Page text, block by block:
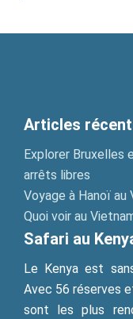
Articles
Explorer Bruxelles
arrêts libres
Voyage à Hanoï au
Quoi voir au
Safari au
Le Kenya est
Avec 56 réserves
sont les plus